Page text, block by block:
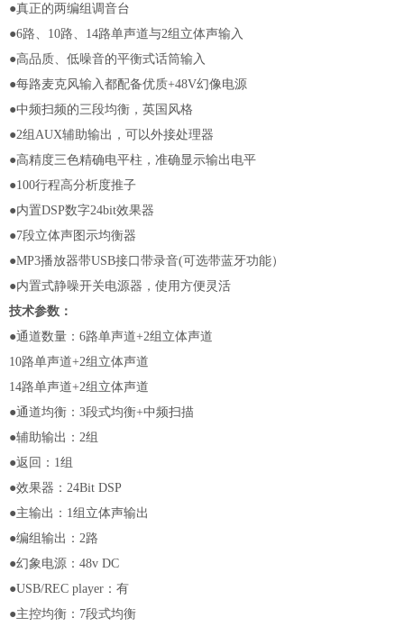
●真正的两编组调音台
●6路、10路、14路单声道与2组立体声输入
●高品质、低噪音的平衡式话筒输入
●每路麦克风输入都配备优质+48V幻像电源
●中频扫频的三段均衡，英国风格
●2组AUX辅助输出，可以外接处理器
●高精度三色精确电平柱，准确显示输出电平
●100行程高分析度推子
●内置DSP数字24bit效果器
●7段立体声图示均衡器
●MP3播放器带USB接口带录音(可选带蓝牙功能）
●内置式静噪开关电源器，使用方便灵活
技术参数：
●通道数量：6路单声道+2组立体声道
10路单声道+2组立体声道
14路单声道+2组立体声道
●通道均衡：3段式均衡+中频扫描
●辅助输出：2组
●返回：1组
●效果器：24Bit DSP
●主输出：1组立体声输出
●编组输出：2路
●幻象电源：48v DC
●USB/REC player：有
●主控均衡：7段式均衡